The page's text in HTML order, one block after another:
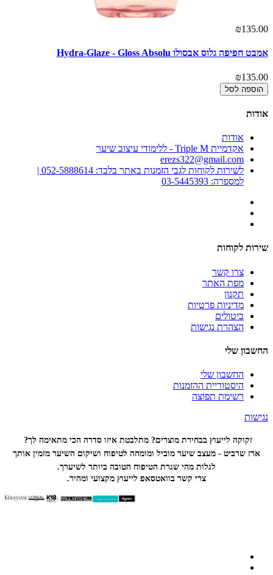
₪135.00
אמבט חפיפה גלוס אבסולו Hydra-Glaze - Gloss Absolu
₪135.00
הוספה לסל
אודות
אודות
אקדמיית Triple M - ללימודי עיצוב שיער
erezs322@gmail.com
לשירות לקוחות לגבי הזמנות באתר בלבד: 052-5888614 |
למספרה: 03-5445393
שירות לקוחות
צרו קשר
מפת האתר
תקנון
מדיניות פרטיות
ביטולים
הצהרת נגישות
החשבון שלי
החשבון שלי
היסטוריית ההזמנות
רשימת תפוצה
נגישות
זקוקה לייעוץ בבחירת מוצרים? מתלבטת איזו סדרה הכימתאימה לך?
ארז שרביט - מעצב שיער מוביל ומומחה לטיפוח ושיקום השיער מזמין אותך
לגלות מהי שגרת הטיפוח הטובה ביותר לשיערך.
צרי קשר בוואטסאפ לייעוץ מקצועי ומהיר.